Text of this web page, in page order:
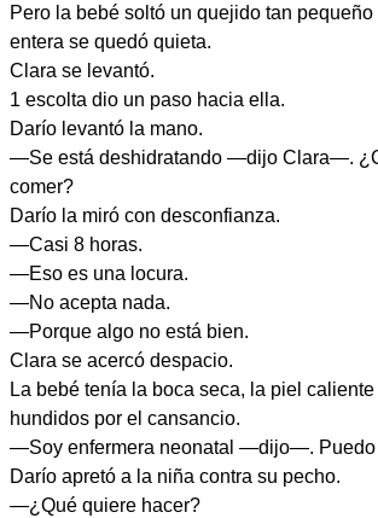
Pero la bebé soltó un quejido tan
entera se quedó quieta.
Clara se levantó.
1 escolta dio un paso hacia ella.
Darío levantó la mano.
—Se está deshidratando —dijo Clara—.
comer?
Darío la miró con desconfianza.
—Casi 8 horas.
—Eso es una locura.
—No acepta nada.
—Porque algo no está bien.
Clara se acercó despacio.
La bebé tenía la boca seca, la piel
hundidos por el cansancio.
—Soy enfermera neonatal —dijo—. Puedo
Darío apretó a la niña contra su pecho.
—¿Qué quiere hacer?